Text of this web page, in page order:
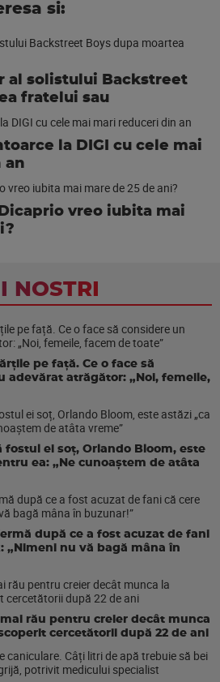
si:
al solistului Backstreet
fratelui sau
la DIGI cu cele mai
an
vreo iubita mai
NOSTRI
pe față. Ce o face să
adevărat atrăgător: „Noi, femeile,
fostul ei soț, Orlando Bloom, este
ea: „Ne cunoaștem de atâta
după ce a fost acuzat de fani
„Nimeni nu vă bagă mâna în
rău pentru creier decât munca
cercetătorii după 22 de ani